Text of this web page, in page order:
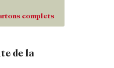
complets
de la